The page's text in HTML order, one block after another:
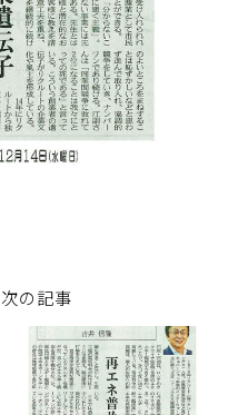
次の記事